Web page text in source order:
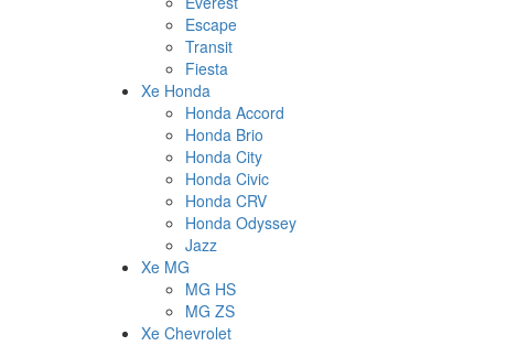
Escape
Transit
Fiesta
Xe Honda
Honda Accord
Honda Brio
Honda City
Honda Civic
Honda CRV
Honda Odyssey
Jazz
Xe MG
MG HS
MG ZS
Xe Chevrolet